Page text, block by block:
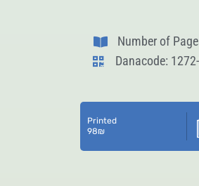
Number of
Danacode:
Printed
98₪